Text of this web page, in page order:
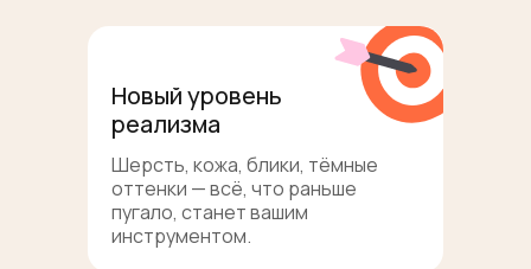
Новый уровень
реализма
Шерсть, кожа, блики, тёмные
оттенки — всё, что раньше
пугало, станет вашим
инструментом.